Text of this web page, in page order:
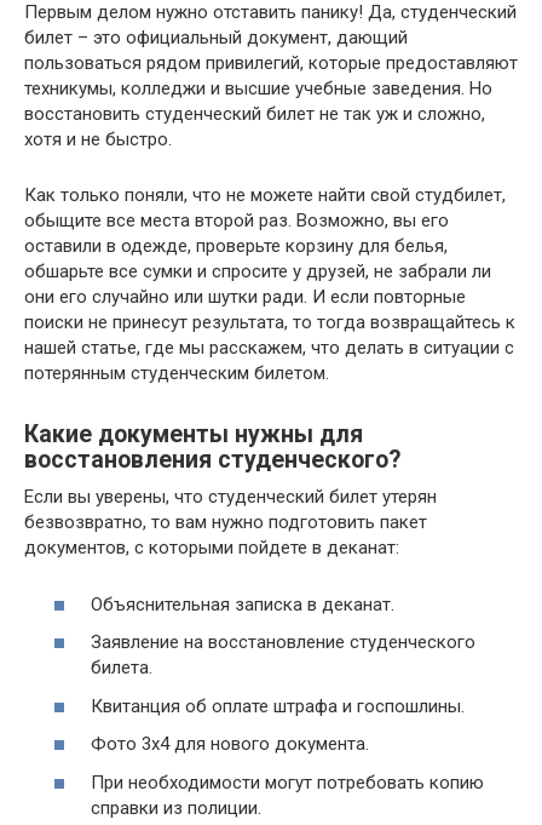
Первым делом нужно отставить панику! Да, студенческий
билет – это официальный документ, дающий
пользоваться рядом привилегий, которые предоставляют
техникумы, колледжи и высшие учебные заведения. Но
восстановить студенческий билет не так уж и сложно,
хотя и не быстро.
Как только поняли, что не можете найти свой студбилет,
обыщите все места второй раз. Возможно, вы его
оставили в одежде, проверьте корзину для белья,
обшарьте все сумки и спросите у друзей, не забрали ли
они его случайно или шутки ради. И если повторные
поиски не принесут результата, то тогда возвращайтесь к
нашей статье, где мы расскажем, что делать в ситуации с
потерянным студенческим билетом.
Какие документы нужны для
восстановления студенческого?
Если вы уверены, что студенческий билет утерян
безвозвратно, то вам нужно подготовить пакет
документов, с которыми пойдете в деканат:
Объяснительная записка в деканат.
Заявление на восстановление студенческого
билета.
Квитанция об оплате штрафа и госпошлины.
Фото 3х4 для нового документа.
При необходимости могут потребовать копию
справки из полиции.